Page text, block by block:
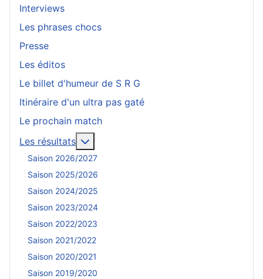
Interviews
Les phrases chocs
Presse
Les éditos
Le billet d'humeur de S R G
Itinéraire d'un ultra pas gaté
Le prochain match
Les résultats
Saison 2026/2027
Saison 2025/2026
Saison 2024/2025
Saison 2023/2024
Saison 2022/2023
Saison 2021/2022
Saison 2020/2021
Saison 2019/2020